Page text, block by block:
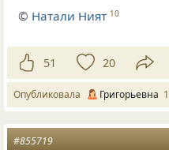
© Натали Ният 10
51 20
Опубликовала Григорьевна
#855719